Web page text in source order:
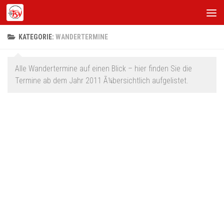
Zum Inhalt springen
KATEGORIE: WANDERTERMINE
Alle Wandertermine auf einen Blick – hier finden Sie die
Termine ab dem Jahr 2011 Ã¼bersichtlich aufgelistet.